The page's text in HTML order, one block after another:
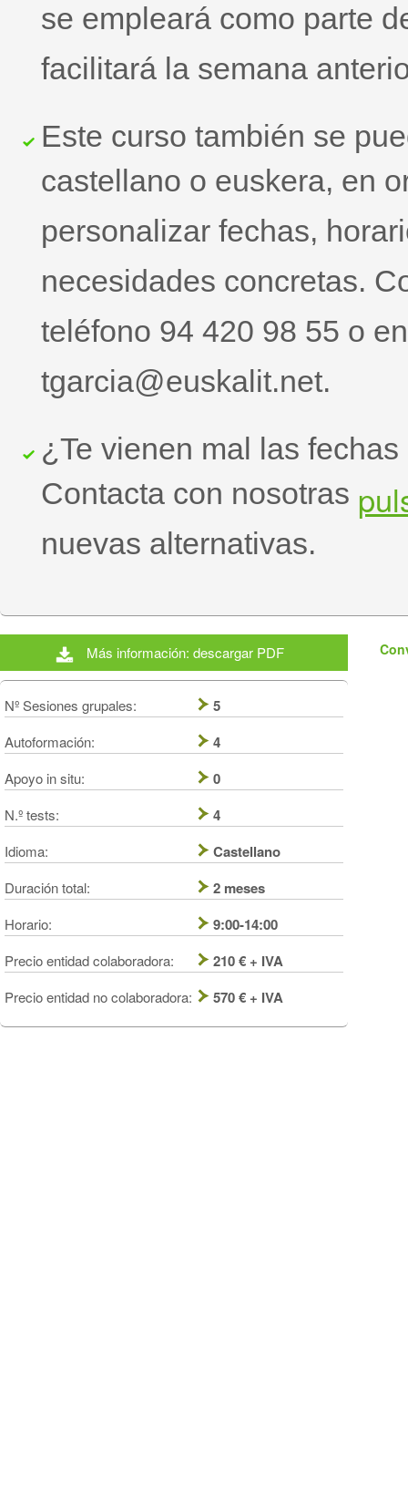
se empleará como parte
facilitará la semana
Este curso también se
castellano o euskera, en
personalizar fechas,
necesidades concretas.
teléfono 94 420 98 55 o
tgarcia@euskalit.net.
¿Te vienen mal las
Contacta con nosotras
nuevas alternativas.
Más información: descargar PDF
Nº Sesiones grupales: 5
Autoformación: 4
Apoyo in situ: 0
N.º tests: 4
Idioma: Castellano
Duración total: 2 meses
Horario: 9:00-14:00
Precio entidad colaboradora: 210 € + IVA
Precio entidad no colaboradora: 570 € + IVA